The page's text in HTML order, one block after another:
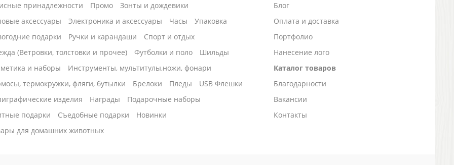
Блог
Оплата и доставка
Портфолио
Нанесение лого
Каталог товаров
Благодарности
Вакансии
Контакты
принадлежности
Промо
Зонты и дождевики
аксессуары
Электроника и аксессуары Часы
Упаковка
подарки
Ручки и карандаши
Спорт и отдых
(Ветровки, толстовки и прочее)
Футболки и поло
Шильды
и наборы
Инструменты, мультитулы,ножи, фонари
термокружки, фляги, бутылки
Брелоки Пледы
USB Флешки
изделия
Награды
Подарочные наборы
подарки
Cъедобные подарки
Новинки
для домашних животных